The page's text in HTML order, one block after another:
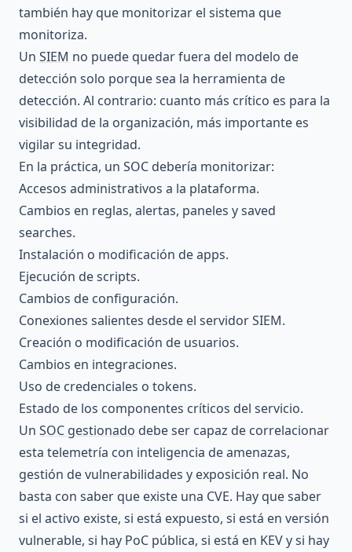
también hay que monitorizar el sistema que
monitoriza.
Un SIEM no puede quedar fuera del modelo de
detección solo porque sea la herramienta de
detección. Al contrario: cuanto más crítico es para la
visibilidad de la organización, más importante es
vigilar su integridad.
En la práctica, un SOC debería monitorizar:
Accesos administrativos a la plataforma.
Cambios en reglas, alertas, paneles y saved
searches.
Instalación o modificación de apps.
Ejecución de scripts.
Cambios de configuración.
Conexiones salientes desde el servidor SIEM.
Creación o modificación de usuarios.
Cambios en integraciones.
Uso de credenciales o tokens.
Estado de los componentes críticos del servicio.
Un SOC gestionado debe ser capaz de correlacionar
esta telemetría con inteligencia de amenazas,
gestión de vulnerabilidades y exposición real. No
basta con saber que existe una CVE. Hay que saber
si el activo existe, si está expuesto, si está en versión
vulnerable, si hay PoC pública, si está en KEV y si hay